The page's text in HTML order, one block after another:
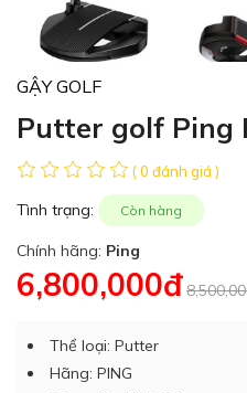
GẬY GOLF
Putter golf Ping
( 0 đánh giá )
Tình trạng: Còn hàng
Chính hãng: Ping
6,800,000đ
Thể loại: Putter
Hãng: PING